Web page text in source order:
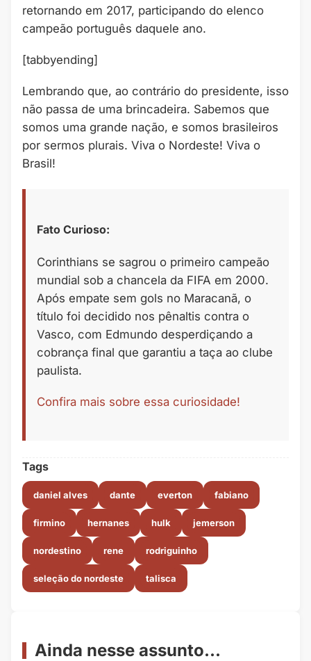
retornando em 2017, participando do elenco
campeão português daquele ano.
[tabbyending]
Lembrando que, ao contrário do presidente, isso
não passa de uma brincadeira. Sabemos que
somos uma grande nação, e somos brasileiros
por sermos plurais. Viva o Nordeste! Viva o
Brasil!
Fato Curioso:
Corinthians se sagrou o primeiro campeão
mundial sob a chancela da FIFA em 2000.
Após empate sem gols no Maracanã, o
título foi decidido nos pênaltis contra o
Vasco, com Edmundo desperdiçando a
cobrança final que garantiu a taça ao clube
paulista.
Confira mais sobre essa curiosidade!
Tags
daniel alves dante everton fabiano
firmino hernanes hulk jemerson
nordestino rene rodriguinho
seleção do nordeste talisca
Ainda nesse assunto...